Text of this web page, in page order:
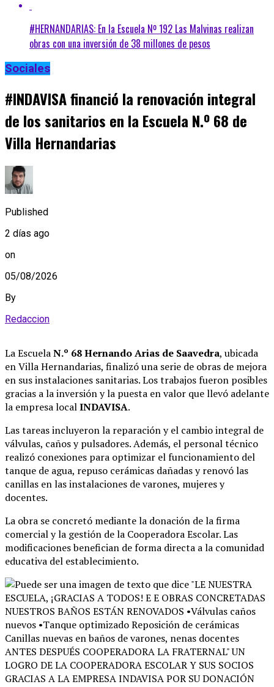
#HERNANDARIAS: En la Escuela Nº 192 Las Malvinas realizan
obras con una inversión de 38 millones de pesos
Sociales
#INDAVISA financió la renovación integral
de los sanitarios en la Escuela N.º 68 de
Villa Hernandarias
Published
2 días ago
on
05/08/2026
By
Redaccion
La EscuelaN.º 68 Hernando Arias de Saavedra, ubicada
en Villa Hernandarias, finalizó una serie de obras de mejora
en sus instalaciones sanitarias. Los trabajos fueron posibles
gracias a la inversión y la puesta en valor que llevó adelante
la empresa localINDAVISA.
Las tareas incluyeron la reparación y el cambio integral de
válvulas, caños y pulsadores. Además, el personal técnico
realizó conexiones para optimizar el funcionamiento del
tanque de agua, repuso cerámicas dañadas y renovó las
canillas en las instalaciones de varones, mujeres y
docentes.
La obra se concretó mediante la donación de la firma
comercial y la gestión de la Cooperadora Escolar. Las
modificaciones benefician de forma directa a la comunidad
educativa del establecimiento.